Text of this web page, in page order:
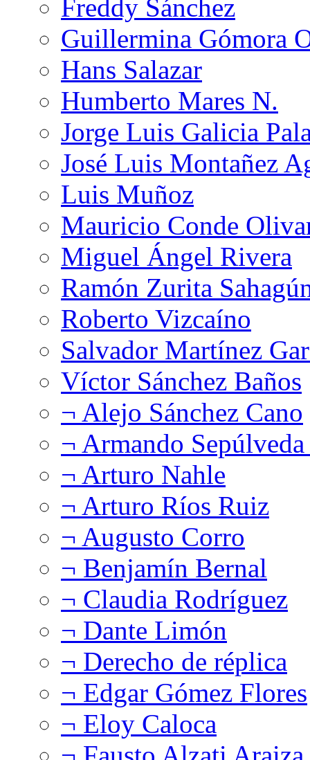
Freddy Sánchez
Guillermina Gómora
Hans Salazar
Humberto Mares N.
Jorge Luis Galicia
José Luis Montañez
Luis Muñoz
Mauricio Conde
Miguel Ángel Rivera
Ramón Zurita
Roberto Vizcaíno
Salvador Martínez
Víctor Sánchez Baños
¬ Alejo Sánchez Cano
¬ Armando
¬ Arturo Nahle
¬ Arturo Ríos Ruiz
¬ Augusto Corro
¬ Benjamín Bernal
¬ Claudia Rodríguez
¬ Dante Limón
¬ Derecho de réplica
¬ Edgar Gómez Flores
¬ Eloy Caloca